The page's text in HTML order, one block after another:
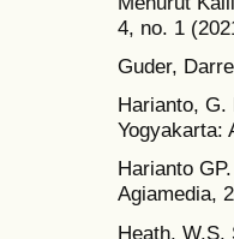
4, no. 1
Guder,
Harianto,
Yogyakarta:
Harianto
Agiamedia,
Heath, W.S.